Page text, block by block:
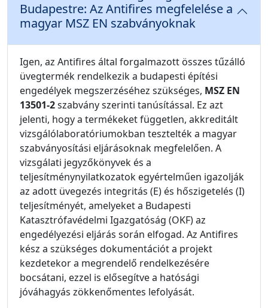
Budapestre: Az Antifires megfelelése a
magyar MSZ EN szabványoknak
Igen, az Antifires által forgalmazott összes tűzálló
üvegtermék rendelkezik a budapesti építési
engedélyek megszerzéséhez szükséges, MSZ EN
13501-2szabvány szerinti tanúsítással. Ez azt
jelenti, hogy a termékeket független, akkreditált
vizsgálólaboratóriumokban tesztelték a magyar
szabványosítási eljárásoknak megfelelően. A
vizsgálati jegyzőkönyvek és a
teljesítménynyilatkozatok egyértelműen igazolják
az adott üvegezés integritás (E) és hőszigetelés (I)
teljesítményét, amelyeket a Budapesti
Katasztrófavédelmi Igazgatóság (OKF) az
engedélyezési eljárás során elfogad. Az Antifires
kész a szükséges dokumentációt a projekt
kezdetekor a megrendelő rendelkezésére
bocsátani, ezzel is elősegítve a hatósági
jóváhagyás zökkenőmentes lefolyását.